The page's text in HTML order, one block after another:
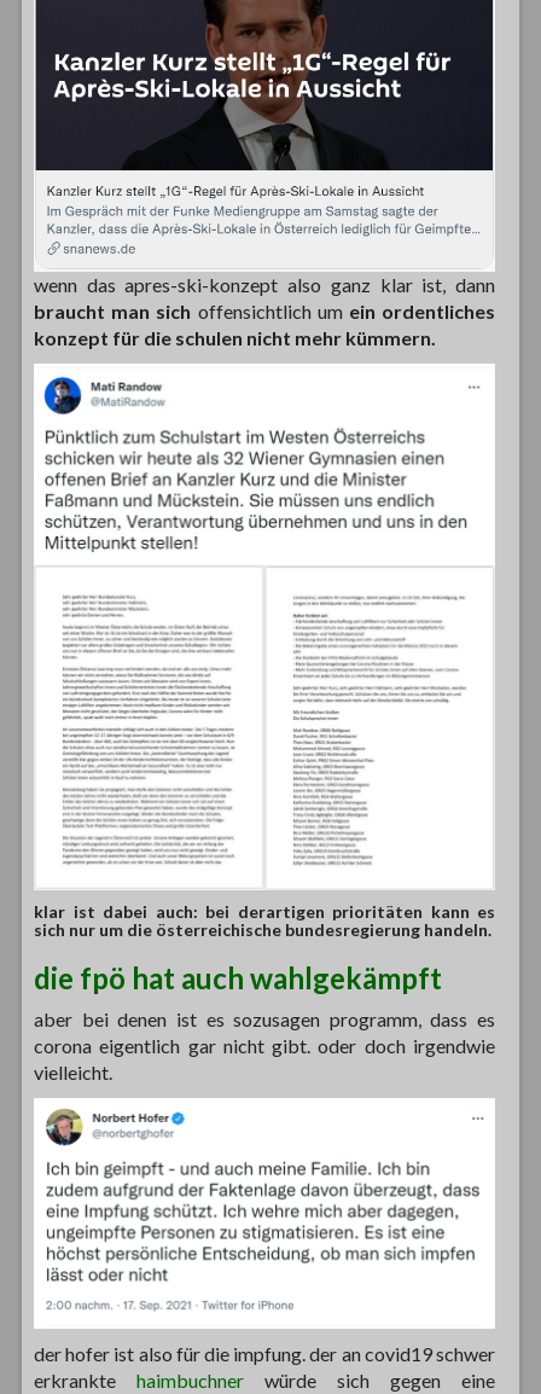
wenn das apres-ski-konzept also ganz klar ist, dann
braucht man sich offensichtlich um ein ordentliches
konzept für die schulen nicht mehr kümmern.
klar ist dabei auch: bei derartigen prioritäten kann es
sich nur um die österreichische bundesregierung handeln.
die fpö hat auch wahlgekämpft
aber bei denen ist es sozusagen programm, dass es
corona eigentlich gar nicht gibt. oder doch irgendwie
vielleicht.
der hofer ist also für die impfung. der an covid19 schwer
erkrankte haimbuchner würde sich gegen eine